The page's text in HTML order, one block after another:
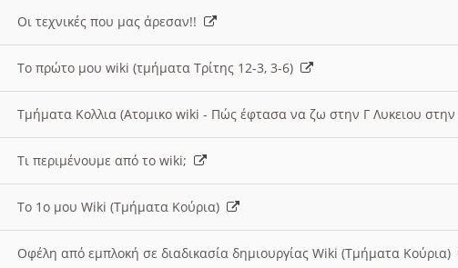
Οι τεχνικές που μας άρεσαν!!
Το πρώτο μου wiki (τμήματα Τρίτης 12-3, 3-6)
Τμήματα Κολλια (Ατομικο wiki - Πώς έφτασα να ζω στην Γ Λυκειου
Τι περιμένουμε από το wiki;
Το 1ο μου Wiki (Τμήματα Κούρια)
Οφέλη από εμπλοκή σε διαδικασία δημιουργίας Wiki (Τμήματα Κούρια)